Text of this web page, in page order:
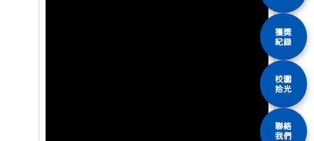
獲獎
紀錄
校園
拾光
聯絡
我們